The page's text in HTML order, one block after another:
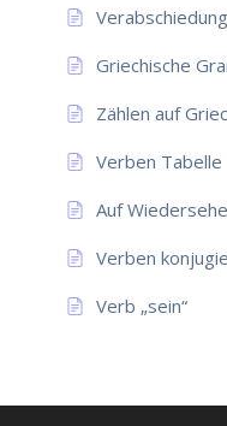
Griechische
Zählen auf
Verben Tabelle
Auf
Verben
Verb „sein“